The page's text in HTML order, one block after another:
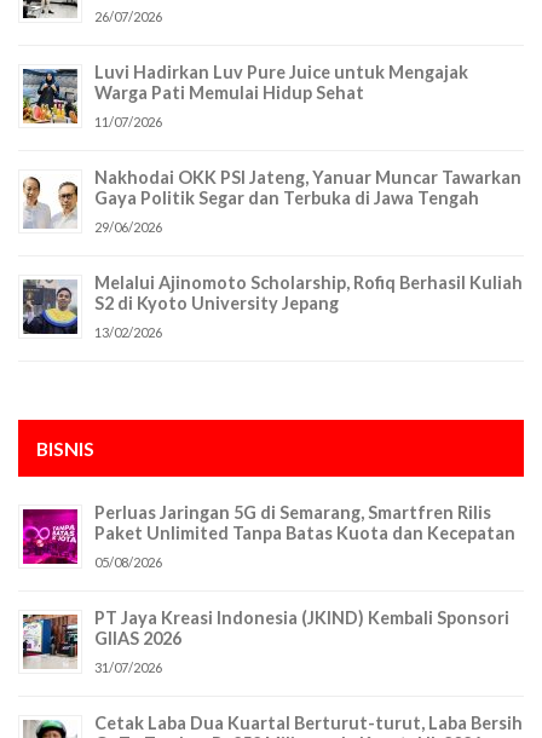
26/07/2026
Luvi Hadirkan Luv Pure Juice untuk Mengajak
Warga Pati Memulai Hidup Sehat
11/07/2026
Nakhodai OKK PSI Jateng, Yanuar Muncar Tawarkan
Gaya Politik Segar dan Terbuka di Jawa Tengah
29/06/2026
Melalui Ajinomoto Scholarship, Rofiq Berhasil Kuliah
S2 di Kyoto University Jepang
13/02/2026
BISNIS
Perluas Jaringan 5G di Semarang, Smartfren Rilis
Paket Unlimited Tanpa Batas Kuota dan Kecepatan
05/08/2026
PT Jaya Kreasi Indonesia (JKIND) Kembali Sponsori
GIIAS 2026
31/07/2026
Cetak Laba Dua Kuartal Berturut-turut, Laba Bersih